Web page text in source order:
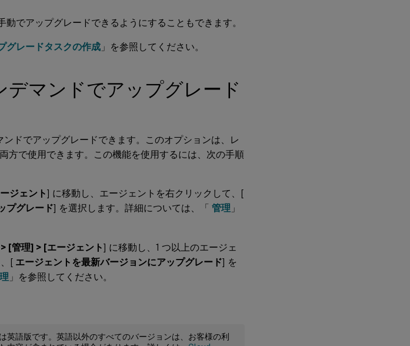
でアップグレードできるようにすることもできます。
グレードタスクの作成 」を参照してください。
デマンドでアップグレード
ドでアップグレードできます。このオプションは、レ
方で使用できます。この機能を使用するには、次の手順
ジェント] に移動し、エージェントを右クリックして、[
プグレード] を選択します。詳細については、「 管理 」
[管理] > [エージェント] に移動し、1 つ以上のエージェ
[ エージェントを最新バージョンにアップグレード] を
」を参照してください。
英語版です。英語以外のすべてのバージョンは、お客様の利